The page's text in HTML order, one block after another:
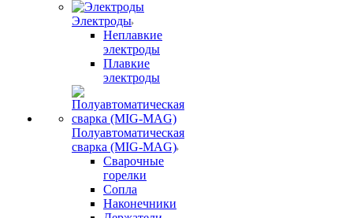
Электроды
Неплавкие
электроды
Плавкие
электроды
Полуавтоматическая
сварка (MIG-MAG)
Сварочные
горелки
Сопла
Наконечники